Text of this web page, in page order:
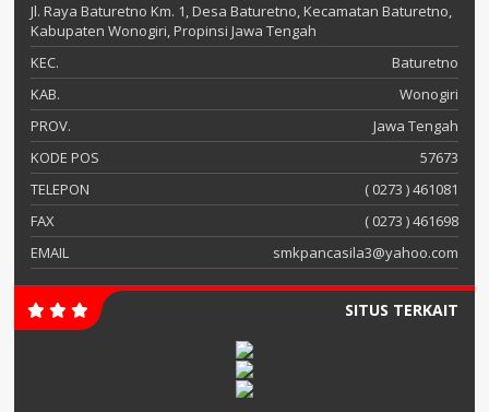
Jl. Raya Baturetno Km. 1, Desa Baturetno, Kecamatan Baturetno,
Kabupaten Wonogiri, Propinsi Jawa Tengah
KEC.
Baturetno
KAB.
Wonogiri
PROV.
Jawa Tengah
KODE POS
57673
TELEPON
( 0273 ) 461081
FAX
( 0273 ) 461698
EMAIL
smkpancasila3@yahoo.com
SITUS TERKAIT